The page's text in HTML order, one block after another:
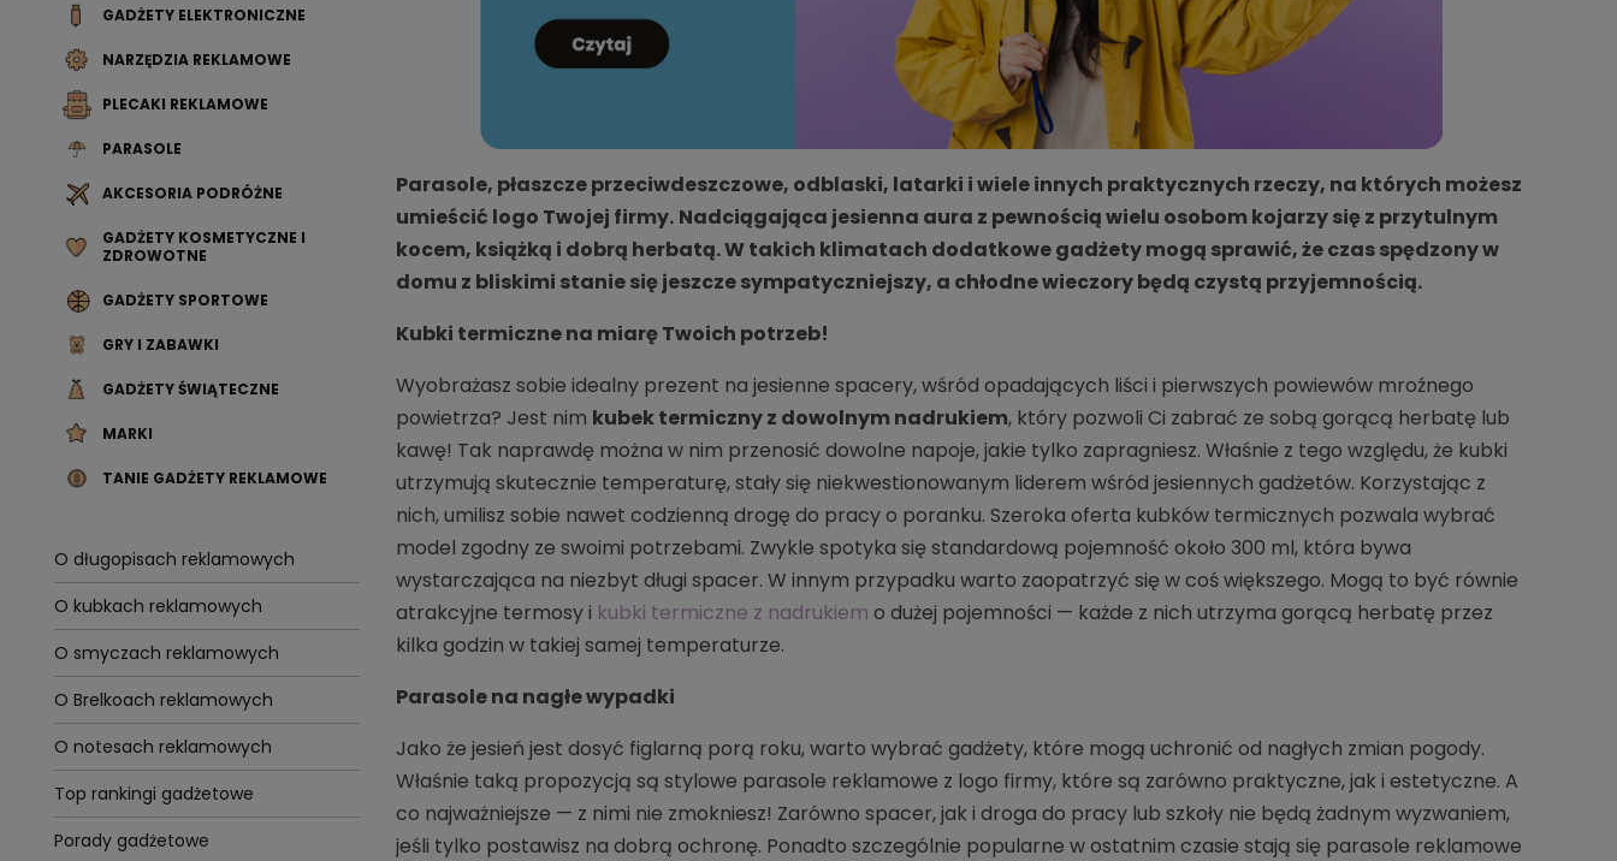
GADŻETY ELEKTRONICZNE
NARZĘDZIA REKLAMOWE
PLECAKI REKLAMOWE
PARASOLE
AKCESORIA PODRÓŻNE
GADŻETY KOSMETYCZNE I
ZDROWOTNE
GADŻETY SPORTOWE
GRY I ZABAWKI
GADŻETY ŚWIĄTECZNE
MARKI
TANIE GADŻETY REKLAMOWE
O długopisach reklamowych
O kubkach reklamowych
O smyczach reklamowych
O Brelkoach reklamowych
O notesach reklamowych
Top rankingi gadżetowe
Porady gadżetowe
Parasole, płaszcze przeciwdeszczowe, odblaski, latarki i wiele innych praktycznych rzeczy, na których możesz
umieścić logo Twojej firmy. Nadciągająca jesienna aura z pewnością wielu osobom kojarzy się z przytulnym
kocem, książką i dobrą herbatą. W takich klimatach dodatkowe gadżety mogą sprawić, że czas spędzony w
domu z bliskimi stanie się jeszcze sympatyczniejszy, a chłodne wieczory będą czystą przyjemnością.
Kubki termiczne na miarę Twoich potrzeb!
Wyobrażasz sobie idealny prezent na jesienne spacery, wśród opadających liści i pierwszych powiewów mroźnego
powietrza? Jest nim kubek termiczny z dowolnym nadrukiem, który pozwoli Ci zabrać ze sobą gorącą herbatę lub
kawę! Tak naprawdę można w nim przenosić dowolne napoje, jakie tylko zapragniesz. Właśnie z tego względu, że kubki
utrzymują skutecznie temperaturę, stały się niekwestionowanym liderem wśród jesiennych gadżetów. Korzystając z
nich, umilisz sobie nawet codzienną drogę do pracy o poranku. Szeroka oferta kubków termicznych pozwala wybrać
model zgodny ze swoimi potrzebami. Zwykle spotyka się standardową pojemność około 300 ml, która bywa
wystarczająca na niezbyt długi spacer. W innym przypadku warto zaopatrzyć się w coś większego. Mogą to być równie
atrakcyjne termosy i kubki termiczne z nadrukiem o dużej pojemności — każde z nich utrzyma gorącą herbatę przez
kilka godzin w takiej samej temperaturze.
Parasole na nagłe wypadki
Jako że jesień jest dosyć figlarną porą roku, warto wybrać gadżety, które mogą uchronić od nagłych zmian pogody.
Właśnie taką propozycją są stylowe parasole reklamowe z logo firmy, które są zarówno praktyczne, jak i estetyczne. A
co najważniejsze — z nimi nie zmokniesz! Zarówno spacer, jak i droga do pracy lub szkoły nie będą żadnym wyzwaniem,
jeśli tylko postawisz na dobrą ochronę. Ponadto szczególnie popularne w ostatnim czasie stają się parasole reklamowe